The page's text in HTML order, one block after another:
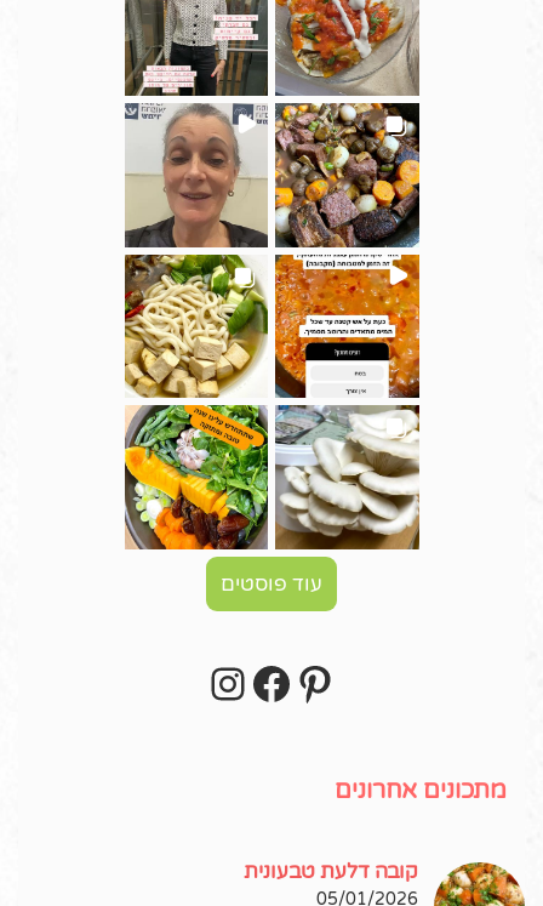
עוד פוסטים
Pinterest
Facebook
מתכונים אחרונים
קובה דלעת טבעונית
05/01/2026